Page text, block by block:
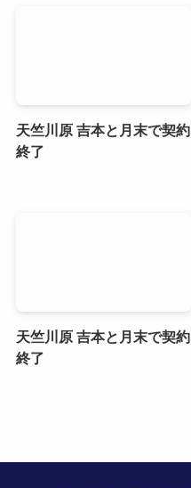
天竺川原 吉本と月末で契約
終了
天竺川原 吉本と月末で契約
終了